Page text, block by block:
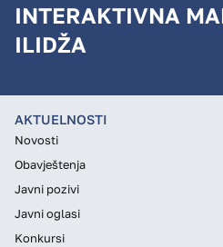
INTERAKTIVNA
ILIDŽA
AKTUELNOSTI
Novosti
Obavještenja
Javni pozivi
Javni oglasi
Konkursi